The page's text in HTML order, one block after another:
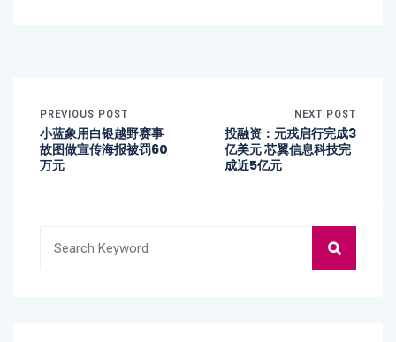
PREVIOUS POST
小蓝象用白银越野赛事
故图做宣传海报被罚60
万元
NEXT POST
投融资：元戎启行完成3
亿美元 芯翼信息科技完
成近5亿元